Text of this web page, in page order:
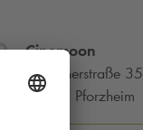
Cinemoon
Zerrennerstraße 35
75172 Pforzheim